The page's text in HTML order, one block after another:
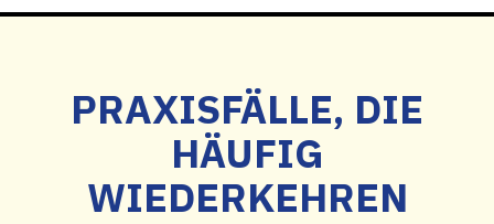
PRAXISFÄLLE, DIE
HÄUFIG
WIEDERKEHREN